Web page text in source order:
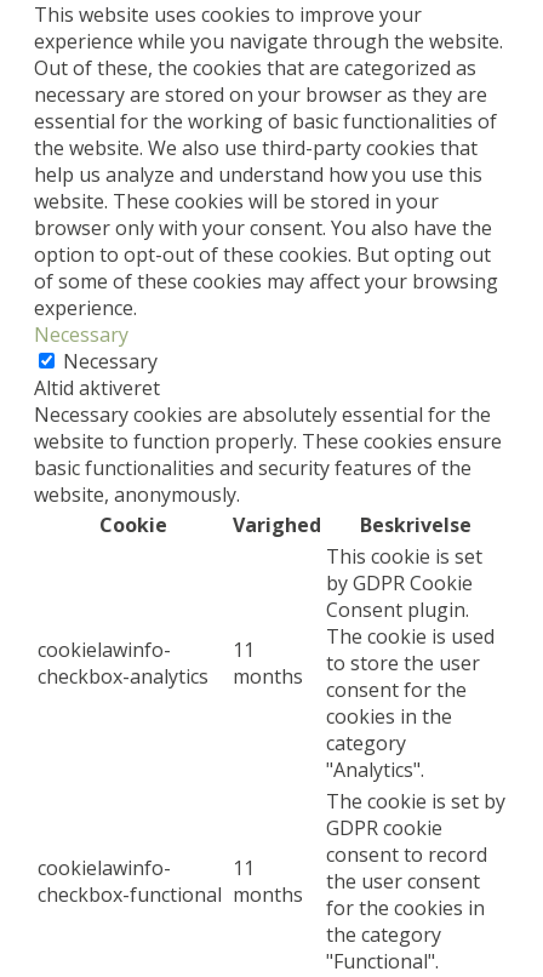
This website uses cookies to improve your
experience while you navigate through the website.
Out of these, the cookies that are categorized as
necessary are stored on your browser as they are
essential for the working of basic functionalities of
the website. We also use third-party cookies that
help us analyze and understand how you use this
website. These cookies will be stored in your
browser only with your consent. You also have the
option to opt-out of these cookies. But opting out
of some of these cookies may affect your browsing
experience.
Necessary
Necessary
Altid aktiveret
Necessary cookies are absolutely essential for the
website to function properly. These cookies ensure
basic functionalities and security features of the
website, anonymously.
Cookie
Varighed Beskrivelse
cookielawinfo-
checkbox-analytics
11
months
This cookie is set
by GDPR Cookie
Consent plugin.
The cookie is used
to store the user
consent for the
cookies in the
category
"Analytics".
cookielawinfo-
checkbox-functional
11
months
The cookie is set by
GDPR cookie
consent to record
the user consent
for the cookies in
the category
"Functional".